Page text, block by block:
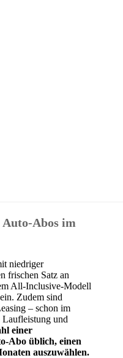
Auto-Abos im
niedriger
frischen Satz an
All-Inclusive-Modell
Zudem sind
– schon im
und
einer
Abo üblich, einen
auszuwählen.